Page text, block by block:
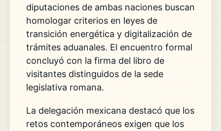
diputaciones de ambas naciones buscan
homologar criterios en leyes de
transición energética y digitalización de
trámites aduanales. El encuentro formal
concluyó con la firma del libro de
visitantes distinguidos de la sede
legislativa romana.
La delegación mexicana destacó que los
retos contemporáneos exigen que los